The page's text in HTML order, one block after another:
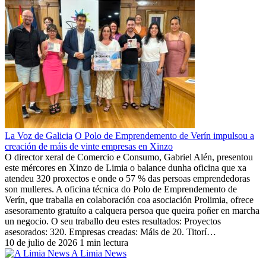
La Voz de Galicia O Polo de Emprendemento de Verín impulsou a
creación de máis de vinte empresas en Xinzo
O director xeral de Comercio e Consumo, Gabriel Alén, presentou
este mércores en Xinzo de Limia o balance dunha oficina que xa
atendeu 320 proxectos e onde o 57 % das persoas emprendedoras
son mulleres. A oficina técnica do Polo de Emprendemento de
Verín, que traballa en colaboración coa asociación Prolimia, ofrece
asesoramento gratuíto a calquera persoa que queira poñer en marcha
un negocio. O seu traballo deu estes resultados: Proyectos
asesorados: 320. Empresas creadas: Máis de 20. Titorí…
10 de julio de 2026 1 min lectura
A Limia News